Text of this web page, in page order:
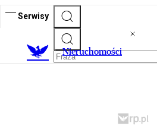
Serwisy
Nieruchomości